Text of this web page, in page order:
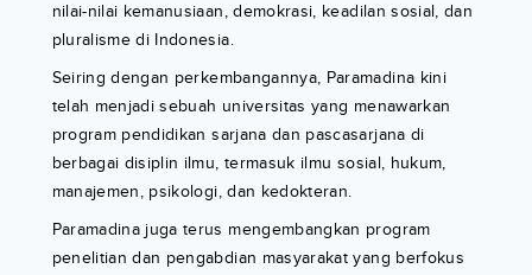
nilai-nilai kemanusiaan, demokrasi, keadilan sosial, dan
pluralisme di Indonesia.
Seiring dengan perkembangannya, Paramadina kini
telah menjadi sebuah universitas yang menawarkan
program pendidikan sarjana dan pascasarjana di
berbagai disiplin ilmu, termasuk ilmu sosial, hukum,
manajemen, psikologi, dan kedokteran.
Paramadina juga terus mengembangkan program
penelitian dan pengabdian masyarakat yang berfokus